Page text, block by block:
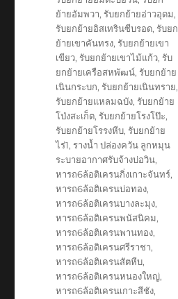
ย้ายอัมพวา,รับยกย้ายอ่าวอุดม,
รับยกย้ายอิสเทรินซีบรอด,รับยก
ย้ายเขาคันทรง,รับยกย้ายเขา
เขียว,รับยกย้ายเขาไม้แก้ว,รับ
ยกย้ายเครือสหพัฒน์,รับยกย้าย
เนินกระบก,รับยกย้ายเนินทราย,
รับยกย้ายแหลมฉบัง,รับยกย้าย
โป่งสะเก็ต,รับยกย้ายโรงโป๊ะ,
รับยกย้ายโรรงหีบ,รับยกย้าย
ไร่1,รางน้ำ ปล่องควัน ลูกหมุน
ระบายอากาศรับจ้างบ่อวิน,
หารถ6ล้อติเครนกิ่งเกาะจันทร์,
หารถ6ล้อติเครนบ่อทอง,
หารถ6ล้อติเครนบางละมุง,
หารถ6ล้อติเครนพนัสนิคม,
หารถ6ล้อติเครนพานทอง,
หารถ6ล้อติเครนศรีราชา,
หารถ6ล้อติเครนสัตหีบ,
หารถ6ล้อติเครนหนองใหญ่,
หารถ6ล้อติเครนเกาะสีชัง,